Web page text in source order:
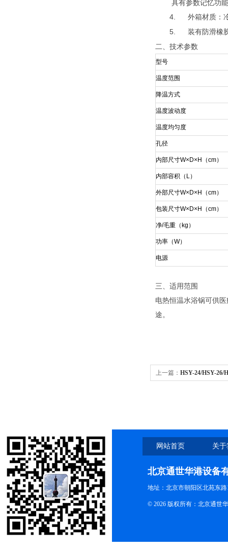
具有参数记忆功
4.
外箱材质：
5.
装有防滑橡
二、技术参数
型号
温度范围
降温方式
温度波动度
温度均匀度
孔径
内部尺寸W× D× H （cm）
内部容积（ L）
外部尺寸W× D× H （cm）
包装尺寸W× D× H （cm）
净/毛重（ kg ）
功率（W）
电源
三、适用范围
电热恒温水浴锅可供
途。
上一篇： HSY-24/HSY-26/
网站首页 关
北京通世华港设备
地址：北京市朝阳区北苑东路
© 2026 版权所有：北京通世